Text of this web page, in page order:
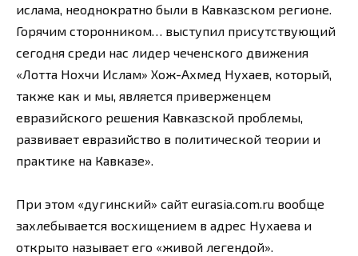
ислама, неоднократно были в Кавказском регионе.
Горячим сторонником… выступил присутствующий
сегодня среди нас лидер чеченского движения
«Лотта Нохчи Ислам» Хож-Ахмед Нухаев, который,
также как и мы, является приверженцем
евразийского решения Кавказской проблемы,
развивает евразийство в политической теории и
практике на Кавказе».
При этом «дугинский» сайт eurasia.com.ru вообще
захлебывается восхищением в адрес Нухаева и
открыто называет его «живой легендой».